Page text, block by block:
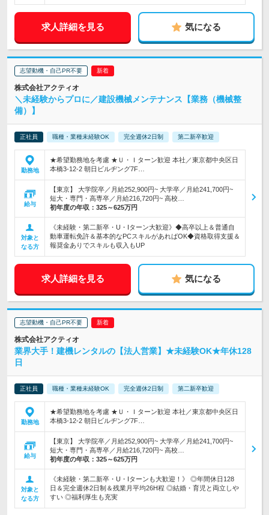
求人詳細を見る 気になる
志望動機・自己PR不要
株式会社アクティオ
＼未経験からプロに／建設機械メンテナンス【業務（機械整
備）】
正社員 職種・業種未経験OK 完全週休2日制 第二新卒歓迎
勤務地
★希望勤務地を考慮 ★Ｕ・Ｉターン歓迎 本社／東京都中央区日
本橋3-12-2 朝日ビルヂング7F…
給与
【東京】 大学院卒／月給252,900円~ 大学卒／月給241,700円~
短大・専門・高専卒／月給216,720円~ 高校…
初年度の年収： 325～625万円
対象と
なる方
《未経験・第二新卒・U・Iターン大歓迎》◆高卒以上＆普通自
動車運転免許＆基本的なPCスキルがあればOK◆資格取得支援＆
報奨金ありでスキルも収入もUP
求人詳細を見る 気になる
志望動機・自己PR不要
株式会社アクティオ
業界大手！建機レンタルの【法人営業】★未経験OK★年休128
日
正社員 職種・業種未経験OK 完全週休2日制 第二新卒歓迎
勤務地
★希望勤務地を考慮 ★Ｕ・Ｉターン歓迎 本社／東京都中央区日
本橋3-12-2 朝日ビルヂング7F…
給与
【東京】 大学院卒／月給252,900円~ 大学卒／月給241,700円~
短大・専門・高専卒／月給216,720円~ 高校…
初年度の年収： 325～625万円
対象と
なる方
《未経験・第二新卒・U・Iターンも大歓迎！》 ◎年間休日128
日＆完全週休2日制＆残業月平均26H程 ◎結婚・育児と両立しや
すい ◎福利厚生も充実